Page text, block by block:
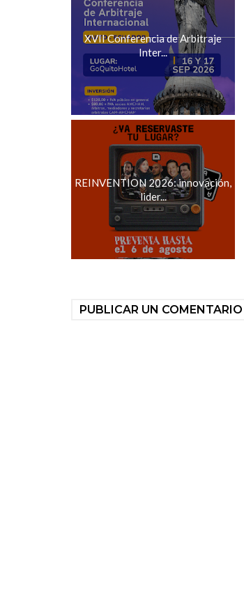
XVII Conferencia de Arbitraje
Inter...
REINVENTION 2026: innovación,
lider...
PUBLICAR UN COMENTARIO